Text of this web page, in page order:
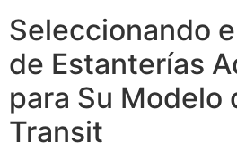
Seleccionando
de Estanterías
para Su Modelo
Transit